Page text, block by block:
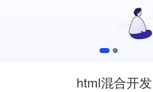
1 2
html混合开发